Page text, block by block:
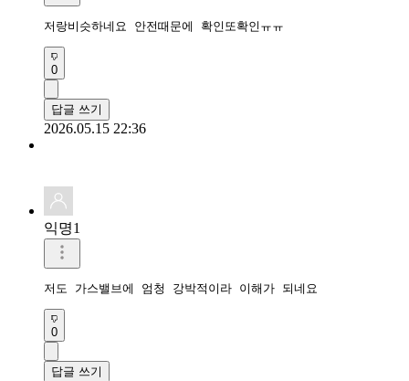
저랑비슷하네요 안전때문에 확인또확인ㅠㅠ
0
답글 쓰기
2026.05.15 22:36
익명1
저도 가스밸브에 엄청 강박적이라 이해가 되네요
0
답글 쓰기